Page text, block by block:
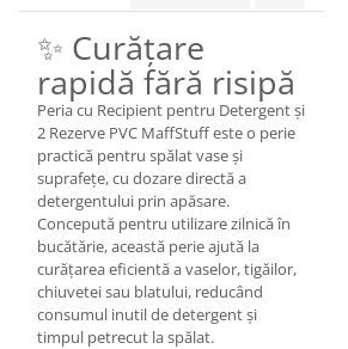
✨ Curățare
rapidă fără risipă
Peria cu Recipient pentru Detergent și
2 Rezerve PVC MaffStuff este o perie
practică pentru spălat vase și
suprafețe, cu dozare directă a
detergentului prin apăsare.
Concepută pentru utilizare zilnică în
bucătărie, această perie ajută la
curățarea eficientă a vaselor, tigăilor,
chiuvetei sau blatului, reducând
consumul inutil de detergent și
timpul petrecut la spălat.